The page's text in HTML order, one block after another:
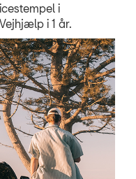
stempel i
i 1 år.